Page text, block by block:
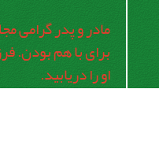
مادر و پدر گرامی
برای با هم بودن.
او را دریابید.